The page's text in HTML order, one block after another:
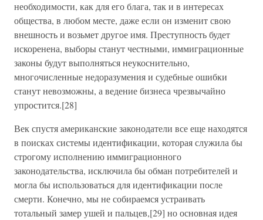
необходимости, как для его блага, так и в интересах
общества, в любом месте, даже если он изменит свою
внешность и возьмет другое имя. Преступность будет
искоренена, выборы станут честными, иммиграционные
законы будут выполняться неукоснительно,
многочисленные недоразумения и судебные ошибки
станут невозможны, а ведение бизнеса чрезвычайно
упростится.[28]
Век спустя американские законодатели все еще находятся
в поисках системы идентификации, которая служила бы
строгому исполнению иммиграционного
законодательства, исключила бы обман потребителей и
могла бы использоваться для идентификации после
смерти. Конечно, мы не собираемся устраивать
тотальный замер ушей и пальцев,[29] но основная идея